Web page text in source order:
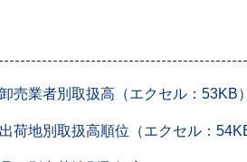
売業者別取扱高（エクセル：53KB）
荷地別取扱高順位（エクセル：